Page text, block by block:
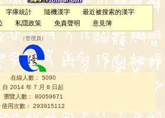
字庫統計 隨機漢字
最近被搜索的漢字
私隱政策 免責聲明 意見簿
（管理員 ）
在線人數： 5090
自 2014 年 7 月 8 日起
瀏覽人數： 80059671
使用次數： 293915112